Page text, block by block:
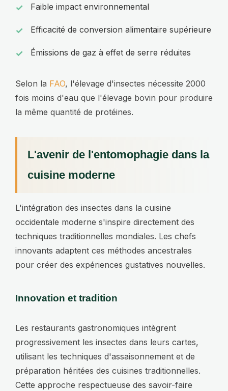
Faible impact environnemental
Efficacité de conversion alimentaire supérieure
Émissions de gaz à effet de serre réduites
Selon la FAO, l'élevage d'insectes nécessite 2000
fois moins d'eau que l'élevage bovin pour produire
la même quantité de protéines.
L'avenir de l'entomophagie dans la
cuisine moderne
L'intégration des insectes dans la cuisine
occidentale moderne s'inspire directement des
techniques traditionnelles mondiales. Les chefs
innovants adaptent ces méthodes ancestrales
pour créer des expériences gustatives nouvelles.
Innovation et tradition
Les restaurants gastronomiques intègrent
progressivement les insectes dans leurs cartes,
utilisant les techniques d'assaisonnement et de
préparation héritées des cuisines traditionnelles.
Cette approche respectueuse des savoir-faire